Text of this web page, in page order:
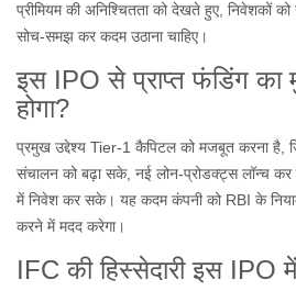
प्रीमियम की अनिश्चितता को देखते हुए, निवेशकों
सोच‑समझ कर कदम उठाना चाहिए।
इस IPO से प्राप्त फंडिंग का
होगा?
प्रमुख उद्देश्य Tier‑1 कैपिटल को मजबूत करना
संचालन को बढ़ा सके, नई लोन‑प्रोडक्ट्स लॉन्च
में निवेश कर सके। यह कदम कंपनी को RBI के
करने में मदद करेगा।
IFC की हिस्सेदारी इस IPO